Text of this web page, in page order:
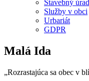
Stavebný úrad
Služby v obci
Urbariát
GDPR
Malá Ida
„Rozrastajúca sa obec v